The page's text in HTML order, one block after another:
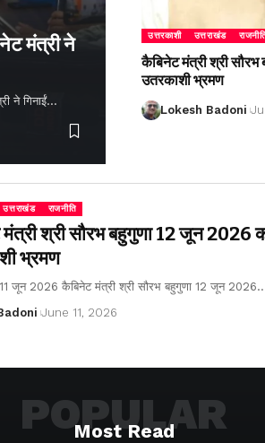
मंत्री ने
ने गिनाईं…
उत्तरकाशी उत्तराखंड
कैबिनेट मंत्री श्री
उतरकाशी भ्रमण
Lokesh Badoni
उत्तराखंड राजनीति
श्री सौरभ बहुगुणा 12 जून 2026
भ्रमण
11 जून 2026 कैबिनेट मंत्री श्री सौरभ बहुगुणा 12 जून
June 11, 2026
Most Read
POPULAR